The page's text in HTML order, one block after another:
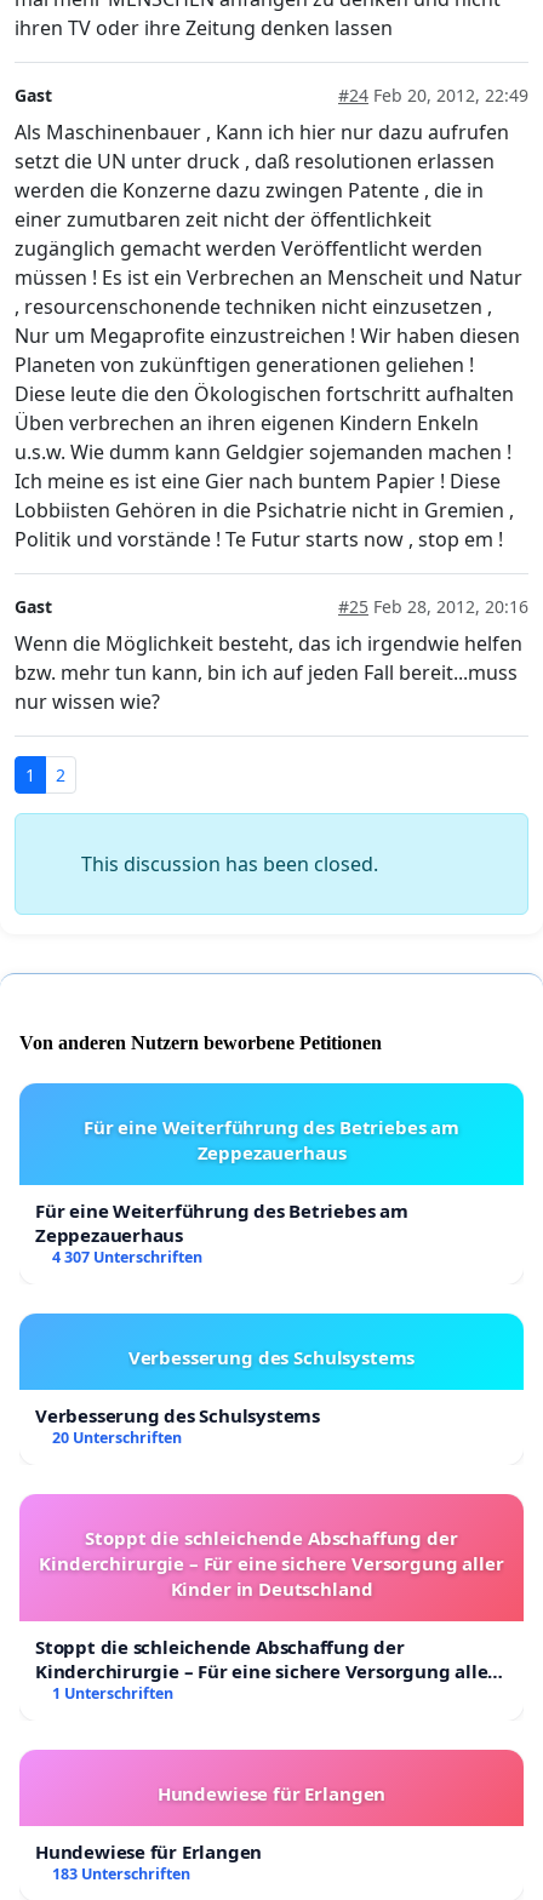
ihren TV oder ihre Zeitung denken lassen
Gast #24 Feb 20, 2012, 22:49
Als Maschinenbauer , Kann ich hier nur dazu aufrufen
setzt die UN unter druck , daß resolutionen erlassen
werden die Konzerne dazu zwingen Patente , die in
einer zumutbaren zeit nicht der öffentlichkeit
zugänglich gemacht werden Veröffentlicht werden
müssen ! Es ist ein Verbrechen an Menscheit und Natur
, resourcenschonende techniken nicht einzusetzen ,
Nur um Megaprofite einzustreichen ! Wir haben diesen
Planeten von zukünftigen generationen geliehen !
Diese leute die den Ökologischen fortschritt aufhalten
Üben verbrechen an ihren eigenen Kindern Enkeln
u.s.w. Wie dumm kann Geldgier sojemanden machen !
Ich meine es ist eine Gier nach buntem Papier ! Diese
Lobbiisten Gehören in die Psichatrie nicht in Gremien ,
Politik und vorstände ! Te Futur starts now , stop em !
Gast #25 Feb 28, 2012, 20:16
Wenn die Möglichkeit besteht, das ich irgendwie helfen
bzw. mehr tun kann, bin ich auf jeden Fall bereit...muss
nur wissen wie?
1 2
This discussion has been closed.
Von anderen Nutzern beworbene Petitionen
Für eine Weiterführung des Betriebes am
Zeppezauerhaus
Für eine Weiterführung des Betriebes am
Zeppezauerhaus
4 307 Unterschriften
Verbesserung des Schulsystems
Verbesserung des Schulsystems
20 Unterschriften
Stoppt die schleichende Abschaffung der
Kinderchirurgie – Für eine sichere Versorgung aller
Kinder in Deutschland
Stoppt die schleichende Abschaffung der
Kinderchirurgie – Für eine sichere Versorgung aller
Kinder in Deutschland
1 Unterschriften
Hundewiese für Erlangen
Hundewiese für Erlangen
183 Unterschriften